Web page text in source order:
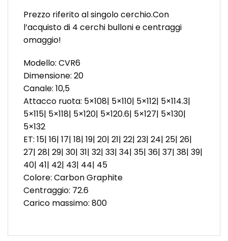
Prezzo riferito al singolo cerchio.Con
l’acquisto di 4 cerchi bulloni e centraggi
omaggio!
Modello: CVR6
Dimensione: 20
Canale: 10,5
Attacco ruota: 5×108| 5×110| 5×112| 5×114.3|
5×115| 5×118| 5×120| 5×120.6| 5×127| 5×130|
5×132
ET: 15| 16| 17| 18| 19| 20| 21| 22| 23| 24| 25| 26|
27| 28| 29| 30| 31| 32| 33| 34| 35| 36| 37| 38| 39|
40| 41| 42| 43| 44| 45
Colore: Carbon Graphite
Centraggio: 72.6
Carico massimo: 800